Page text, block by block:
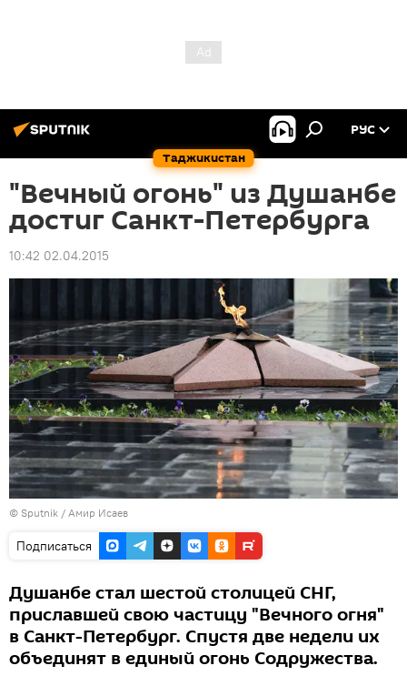
Таджикистан
РУС
"Вечный огонь" из Душанбе
достиг Санкт-Петербурга
10:42 02.04.2015
© Sputnik / Амир Исаев
Подписаться
Душанбе стал шестой столицей СНГ,
приславшей свою частицу "Вечного огня"
в Санкт-Петербург. Спустя две недели их
объединят в единый огонь Содружества.